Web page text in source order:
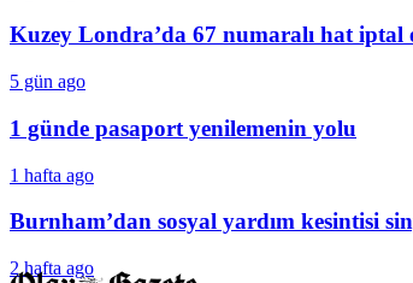
Kuzey Londra’da 67 numaralı hat iptal
5 gün ago
1 günde pasaport yenilemenin yolu
1 hafta ago
Burnham’dan sosyal yardım kesintisi
2 hafta ago